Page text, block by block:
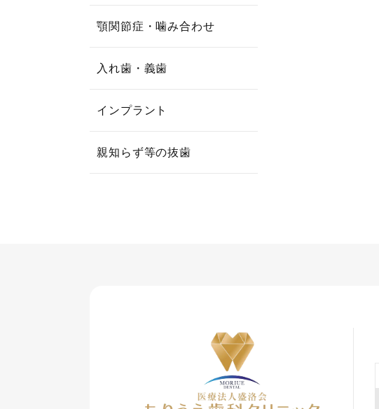
顎関節症・噛み合わせ
入れ歯・義歯
インプラント
親知らず等の抜歯